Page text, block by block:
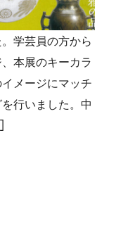
学芸員の方から
本展のキーカラ
メージにマッチ
行いました。中